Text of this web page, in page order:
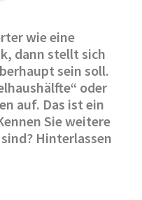
wie eine
dann stellt sich
sein soll.
oder
auf. Das ist ein
Sie weitere
Hinterlassen